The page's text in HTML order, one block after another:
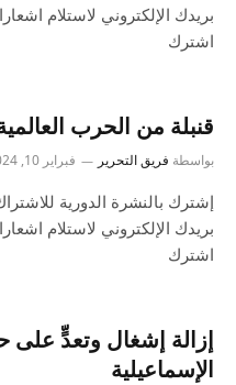
بريدك الإلكتروني لاستلام
اشترك
قنبلة من الحرب
بواسطة فريق التحرير فبراير 10, 2024
إشترك بالنشرة الدورية
بريدك الإلكتروني لاستلام
اشترك
إزالة إشغال وتعدٍّ
الإسماعيلية